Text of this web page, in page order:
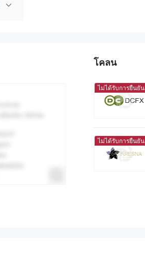
โคลน
ไม่ได้รับการยืนยัน
ไม่ได้รับการยืนยัน